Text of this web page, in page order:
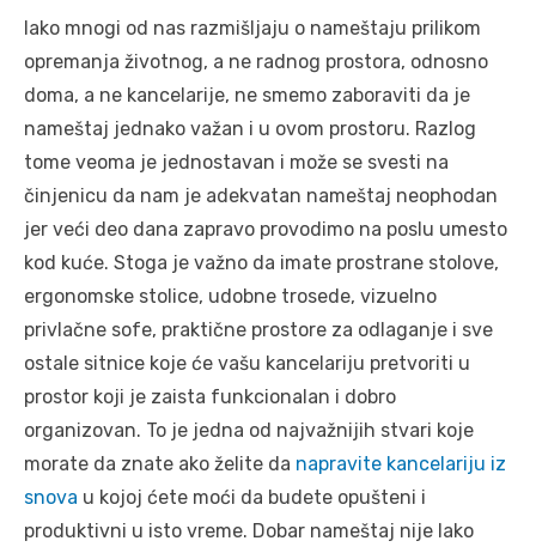
Iako mnogi od nas razmišljaju o nameštaju prilikom
opremanja životnog, a ne radnog prostora, odnosno
doma, a ne kancelarije, ne smemo zaboraviti da je
nameštaj jednako važan i u ovom prostoru. Razlog
tome veoma je jednostavan i može se svesti na
činjenicu da nam je adekvatan nameštaj neophodan
jer veći deo dana zapravo provodimo na poslu umesto
kod kuće. Stoga je važno da imate prostrane stolove,
ergonomske stolice, udobne trosede, vizuelno
privlačne sofe, praktične prostore za odlaganje i sve
ostale sitnice koje će vašu kancelariju pretvoriti u
prostor koji je zaista funkcionalan i dobro
organizovan. To je jedna od najvažnijih stvari koje
morate da znate ako želite da napravite kancelariju iz
snova u kojoj ćete moći da budete opušteni i
produktivni u isto vreme. Dobar nameštaj nije lako